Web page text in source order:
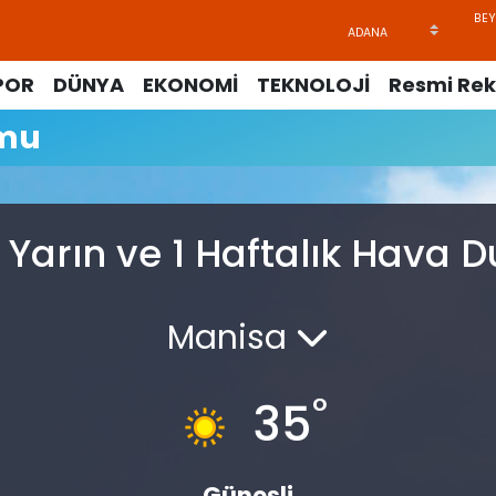
DÜNYA EKONOMİ TEKNOLOJİ Resmi
ve 1 Haftalık Hava
Manisa
35°